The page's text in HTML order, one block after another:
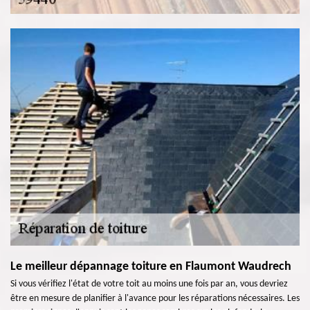
Le meilleur dépannage toiture en Flaumont Waudrech
Si vous vérifiez l'état de votre toit au moins une fois par an, vous devriez
être en mesure de planifier à l'avance pour les réparations nécessaires. Les